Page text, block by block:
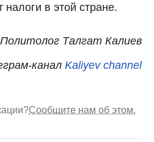
налоги в этой стране.
Политолог Талгат Калиев
канал Kaliyev channel
Сообщите нам об этом.